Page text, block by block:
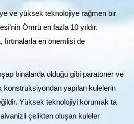
ve yüksek teknolojiye rağmen bir
Ömrü en fazla 10 yıldır.
en önemlisi de
binalarda olduğu gibi paratoner ve
konstrüksiyondan yapılan kulelerin
Yüksek teknolojiyi korumak ta
çelikten oluşan kuleler